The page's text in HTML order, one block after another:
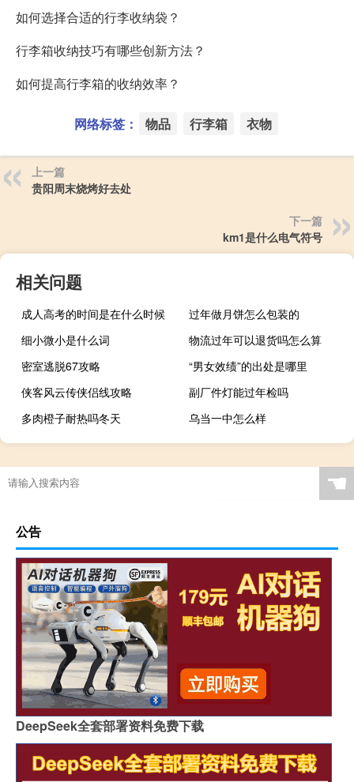
如何选择合适的行李收纳袋？
行李箱收纳技巧有哪些创新方法？
如何提高行李箱的收纳效率？
网络标签： 物品 行李箱 衣物
上一篇
贵阳周末烧烤好去处
下一篇
km1是什么电气符号
相关问题
成人高考的时间是在什么时候
过年做月饼怎么包装的
细小微小是什么词
物流过年可以退货吗怎么算
密室逃脱67攻略
“男女效绩”的出处是哪里
侠客风云传侠侣线攻略
副厂件灯能过年检吗
多肉橙子耐热吗冬天
乌当一中怎么样
☚
公告
DeepSeek全套部署资料免费下载